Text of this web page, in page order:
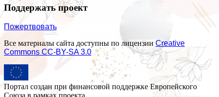
Поддержать проект
Пожертвовать
Все материалы сайта доступны по лицензии Creative
Commons СС-BY-SA 3.0
Портал создан при финансовой поддержке Европейского
Союза в рамках проекта